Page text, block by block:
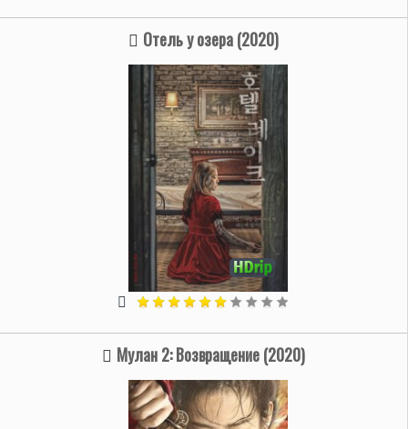
Отель у озера (2020)
Мулан 2: Возвращение (2020)